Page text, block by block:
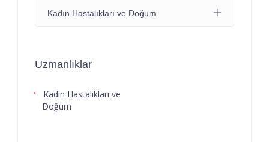
Kadın Hastalıkları ve Doğum
Uzmanlıklar
Kadın Hastalıkları ve
Doğum